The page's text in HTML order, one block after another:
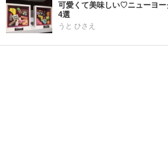
可愛くて美味しい♡ニューヨ
4選
うと ひさえ